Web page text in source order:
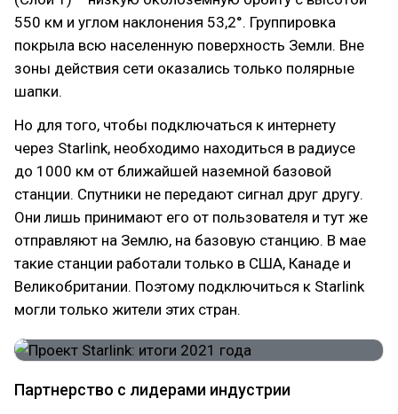
550 км и углом наклонения 53,2°. Группировка
покрыла всю населенную поверхность Земли. Вне
зоны действия сети оказались только полярные
шапки.
Но для того, чтобы подключаться к интернету
через Starlink, необходимо находиться в радиусе
до 1000 км от ближайшей наземной базовой
станции. Спутники не передают сигнал друг другу.
Они лишь принимают его от пользователя и тут же
отправляют на Землю, на базовую станцию. В мае
такие станции работали только в США, Канаде и
Великобритании. Поэтому подключиться к Starlink
могли только жители этих стран.
Партнерство с лидерами индустрии